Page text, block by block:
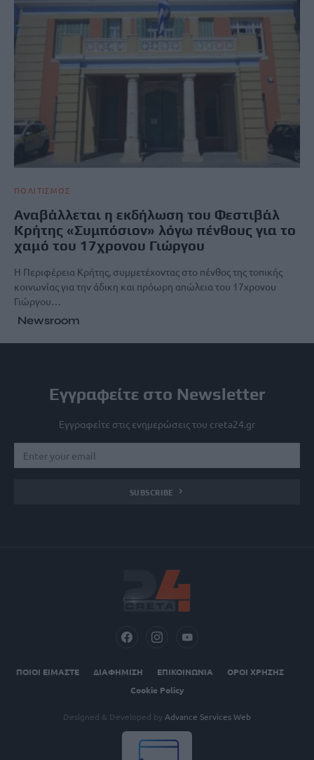
ΠΟΛΙΤΙΣΜΟΣ
Αναβάλλεται η εκδήλωση του Φεστιβάλ
Κρήτης «Συμπόσιον» λόγω πένθους για το
χαμό του 17χρονου Γιώργου
Η Περιφέρεια Κρήτης, συμμετέχοντας στο πένθος της τοπικής
κοινωνίας για την άδικη και πρόωρη απώλεια του 17χρονου
Γιώργου…
Newsroom
Εγγραφείτε στο Newsletter
Εγγραφείτε στις ενημερώσεις του creta24.gr
SUBSCRIBE
ΠΟΙΟΙ ΕΙΜΑΣΤΕ ΔΙΑΦΗΜΙΣΗ ΕΠΙΚΟΙΝΩΝΙΑ
ΟΡΟΙ ΧΡΗΣΗΣ
Cookie Policy
Designed & Developed by Advance Services Web